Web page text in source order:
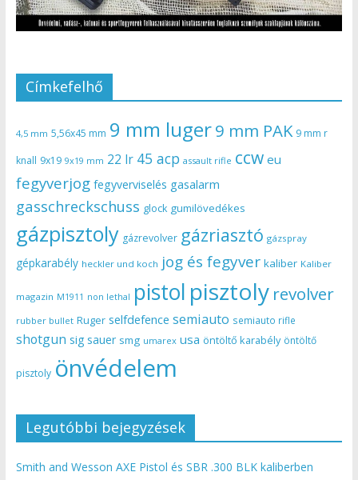
Címkefelhő
4,5 mm 5,56x45 mm 9 mm luger9 mm PAK 9 mm r
knall 9x19 9x19 mm 22 lr 45 acp assault rifle ccw eu
fegyverjog fegyverviselés gasalarm
gasschreckschuss glock gumilövedékes
gázpisztoly gázrevolver gázriasztó gázspray
gépkarabély heckler und koch jog és fegyver kaliber Kaliber
magazin M1911 non lethal pistol pisztoly revolver
rubber bullet Ruger selfdefence semiauto semiauto rifle
shotgun sig sauer smg umarex usa öntöltő karabély öntöltő
pisztoly önvédelem
Legutóbbi bejegyzések
Smith and Wesson AXE Pistol és SBR .300 BLK kaliberben